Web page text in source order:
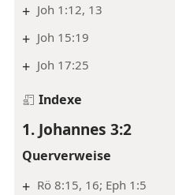
+ Joh 1:12, 13
+ Joh 15:19
+ Joh 17:25
Indexe
1. Johannes 3:2
Querverweise
+ Rö 8:15, 16; Eph 1:5